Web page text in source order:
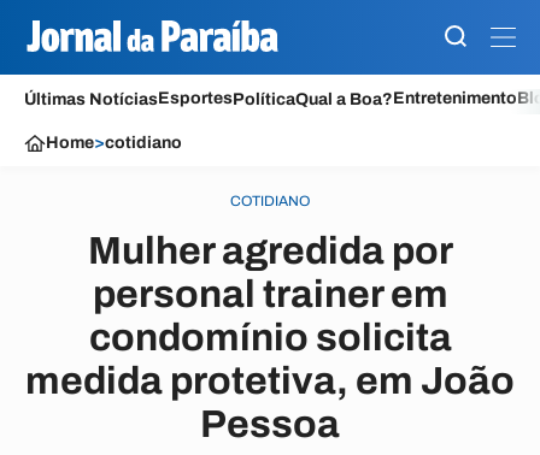
Últimas NotíciasEsportesPolíticaQual a Boa?Entretenimento
Home>cotidiano
COTIDIANO
Mulher agredida por
personal trainer em
condomínio solicita
medida protetiva, em João
Pessoa